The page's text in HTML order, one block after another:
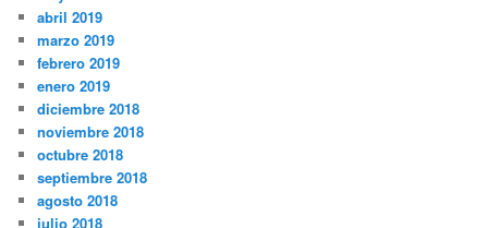
abril 2019
marzo 2019
febrero 2019
enero 2019
diciembre 2018
noviembre 2018
octubre 2018
septiembre 2018
agosto 2018
julio 2018